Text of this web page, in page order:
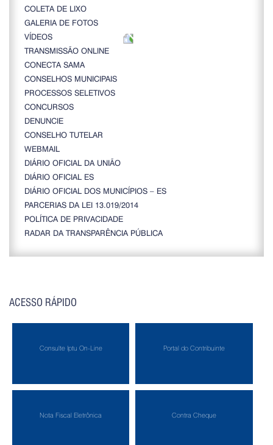
COLETA DE LIXO
GALERIA DE FOTOS
VÍDEOS
TRANSMISSÃO ONLINE
CONECTA SAMA
CONSELHOS MUNICIPAIS
PROCESSOS SELETIVOS
CONCURSOS
DENUNCIE
CONSELHO TUTELAR
WEBMAIL
DIÁRIO OFICIAL DA UNIÃO
DIÁRIO OFICIAL ES
DIÁRIO OFICIAL DOS MUNICÍPIOS – ES
PARCERIAS DA LEI 13.019/2014
POLÍTICA DE PRIVACIDADE
RADAR DA TRANSPARÊNCIA PÚBLICA
ACESSO RÁPIDO
Consulte Iptu On-Line Portal do Contribuinte
Nota Fiscal Eletrônica Contra Cheque